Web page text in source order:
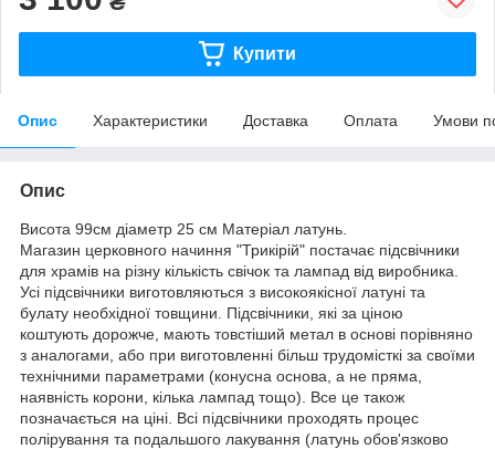
Купити
Опис Характеристики Доставка Оплата Умови
Опис
Висота 99см діаметр 25 см Матеріал латунь.
Магазин церковного начиння "Трикірій" постачає підсвічники
для храмів на різну кількість свічок та лампад від виробника.
Усі підсвічники виготовляються з високоякісної латуні та
булату необхідної товщини. Підсвічники, які за ціною
коштують дорожче, мають товстіший метал в основі порівняно
з аналогами, або при виготовленні більш трудомісткі за своїми
технічними параметрами (конусна основа, а не пряма,
наявність корони, кілька лампад тощо). Все це також
позначається на ціні. Всі підсвічники проходять процес
полірування та подальшого лакування (латунь обов'язково